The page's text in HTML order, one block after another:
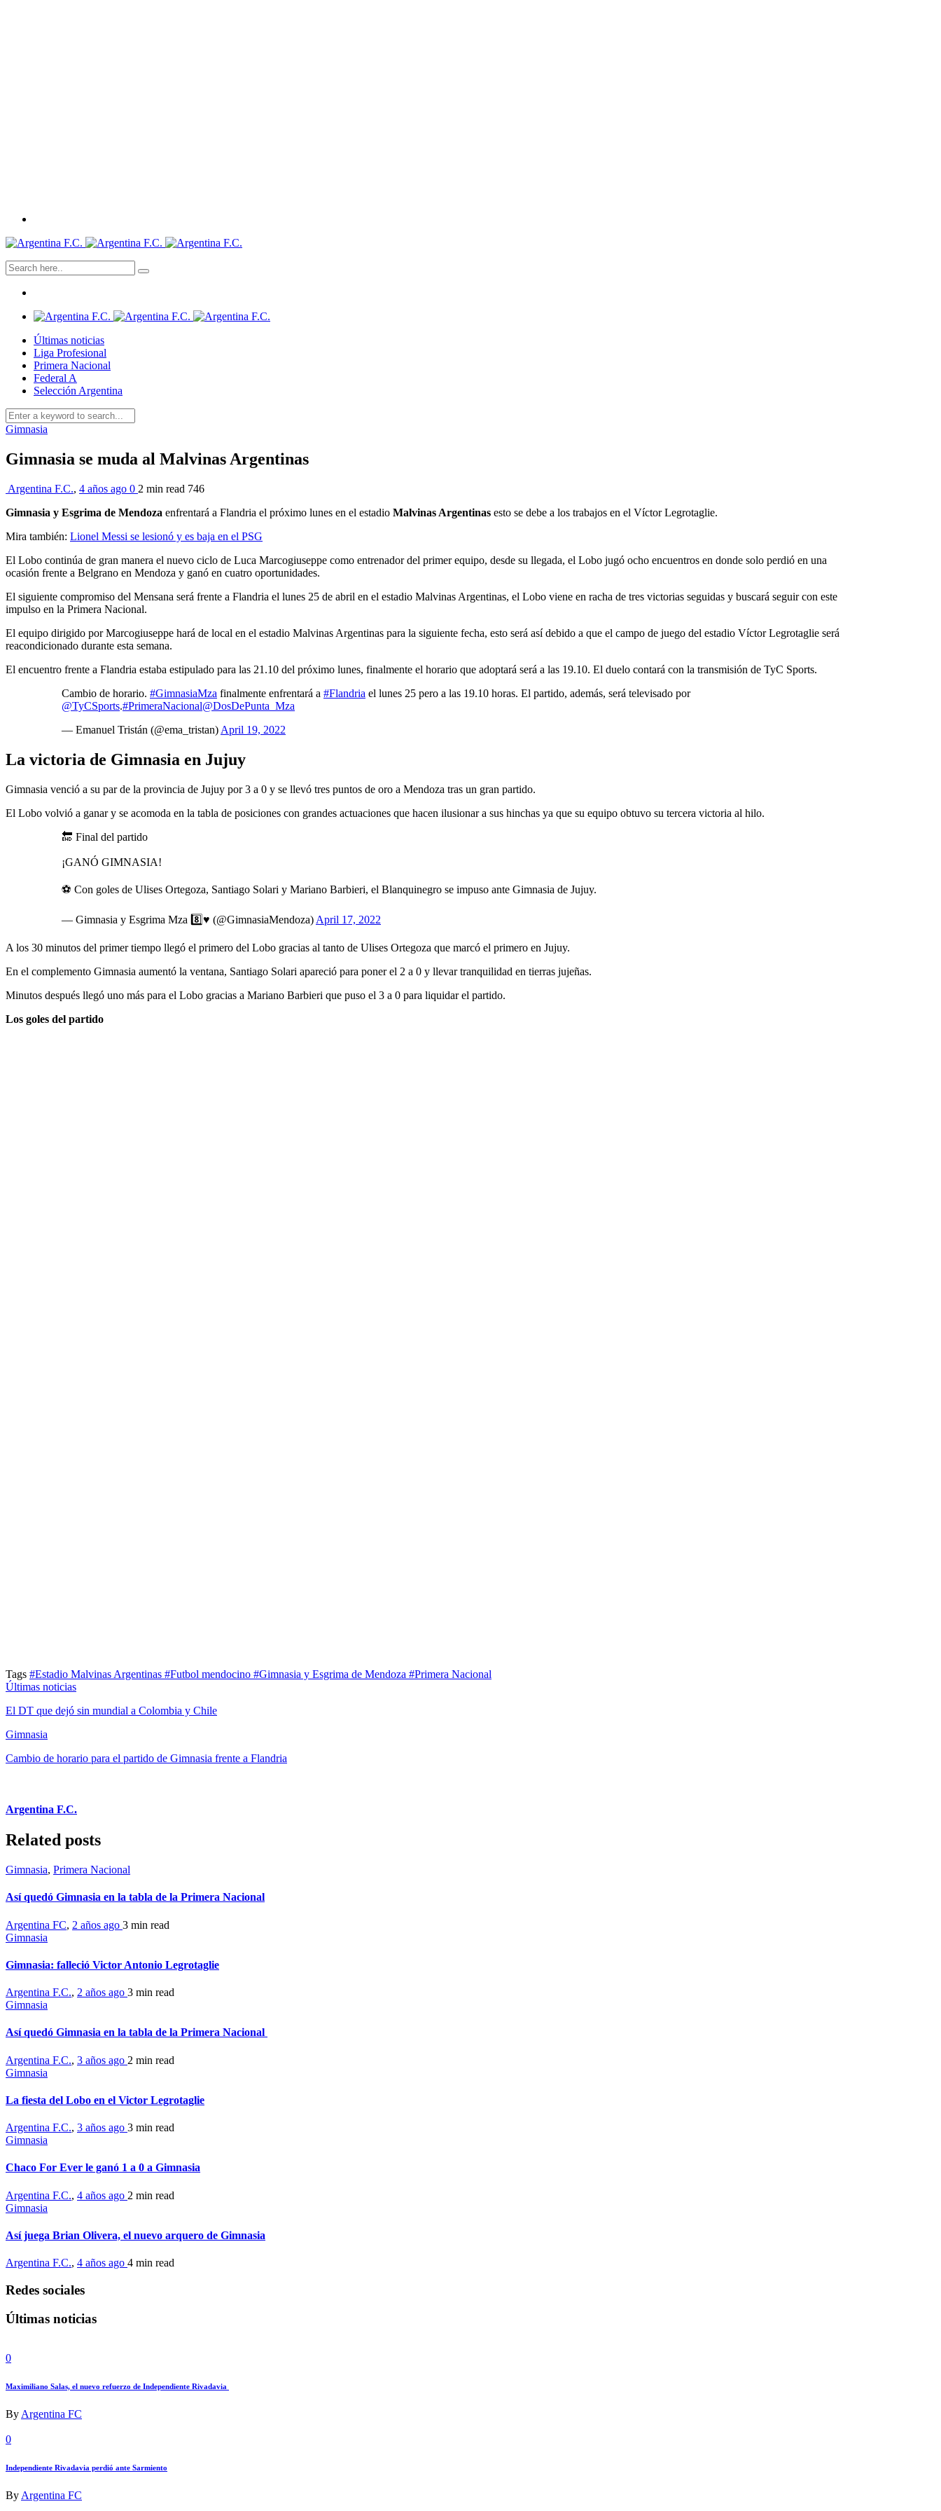
Últimas noticias
Liga Profesional
Primera Nacional
Federal A
Selección Argentina
Gimnasia
Gimnasia se muda al Malvinas Argentinas
Argentina F.C., 4 años ago 0 2 min read 746
Gimnasia y Esgrima de Mendoza enfrentará a Flandria el próximo lunes en el estadio Malvinas Argentinas esto se debe a los trabajos en el Víctor Legrotaglie.
Mira también: Lionel Messi se lesionó y es baja en el PSG
El Lobo continúa de gran manera el nuevo ciclo de Luca Marcogiuseppe como entrenador del primer equipo, desde su llegada, el Lobo jugó ocho encuentros en donde solo perdió en una
ocasión frente a Belgrano en Mendoza y ganó en cuatro oportunidades.
El siguiente compromiso del Mensana será frente a Flandria el lunes 25 de abril en el estadio Malvinas Argentinas, el Lobo viene en racha de tres victorias seguidas y buscará seguir con este
impulso en la Primera Nacional.
El equipo dirigido por Marcogiuseppe hará de local en el estadio Malvinas Argentinas para la siguiente fecha, esto será así debido a que el campo de juego del estadio Víctor Legrotaglie será
reacondicionado durante esta semana.
El encuentro frente a Flandria estaba estipulado para las 21.10 del próximo lunes, finalmente el horario que adoptará será a las 19.10. El duelo contará con la transmisión de TyC Sports.
Cambio de horario. #GimnasiaMza finalmente enfrentará a #Flandria el lunes 25 pero a las 19.10 horas. El partido, además, será televisado por
@TyCSports.#PrimeraNacional@DosDePunta_Mza
— Emanuel Tristán (@ema_tristan) April 19, 2022
La victoria de Gimnasia en Jujuy
Gimnasia venció a su par de la provincia de Jujuy por 3 a 0 y se llevó tres puntos de oro a Mendoza tras un gran partido.
El Lobo volvió a ganar y se acomoda en la tabla de posiciones con grandes actuaciones que hacen ilusionar a sus hinchas ya que su equipo obtuvo su tercera victoria al hilo.
🔚 Final del partido
¡GANÓ GIMNASIA!
⚽ Con goles de Ulises Ortegoza, Santiago Solari y Mariano Barbieri, el Blanquinegro se impuso ante Gimnasia de Jujuy.
— Gimnasia y Esgrima Mza 8️⃣♥️ (@GimnasiaMendoza) April 17, 2022
A los 30 minutos del primer tiempo llegó el primero del Lobo gracias al tanto de Ulises Ortegoza que marcó el primero en Jujuy.
En el complemento Gimnasia aumentó la ventana, Santiago Solari apareció para poner el 2 a 0 y llevar tranquilidad en tierras jujeñas.
Minutos después llegó uno más para el Lobo gracias a Mariano Barbieri que puso el 3 a 0 para liquidar el partido.
Los goles del partido
Tags #Estadio Malvinas Argentinas #Futbol mendocino #Gimnasia y Esgrima de Mendoza #Primera Nacional
Últimas noticias
El DT que dejó sin mundial a Colombia y Chile
Gimnasia
Cambio de horario para el partido de Gimnasia frente a Flandria
Argentina F.C.
Related posts
Gimnasia, Primera Nacional
Así quedó Gimnasia en la tabla de la Primera Nacional
Argentina FC, 2 años ago 3 min read
Gimnasia
Gimnasia: falleció Victor Antonio Legrotaglie
Argentina F.C., 2 años ago 3 min read
Gimnasia
Así quedó Gimnasia en la tabla de la Primera Nacional
Argentina F.C., 3 años ago 2 min read
Gimnasia
La fiesta del Lobo en el Victor Legrotaglie
Argentina F.C., 3 años ago 3 min read
Gimnasia
Chaco For Ever le ganó 1 a 0 a Gimnasia
Argentina F.C., 4 años ago 2 min read
Gimnasia
Así juega Brian Olivera, el nuevo arquero de Gimnasia
Argentina F.C., 4 años ago 4 min read
Redes sociales
Últimas noticias
0
Maximiliano Salas, el nuevo refuerzo de Independiente Rivadavia
By Argentina FC
0
Independiente Rivadavia perdió ante Sarmiento
By Argentina FC